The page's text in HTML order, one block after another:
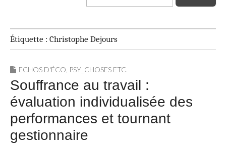
Étiquette : Christophe Dejours
ECHOS D'ÉCO, PSY_CHOSES ETC.
Souffrance au travail :
évaluation individualisée des
performances et tournant
gestionnaire